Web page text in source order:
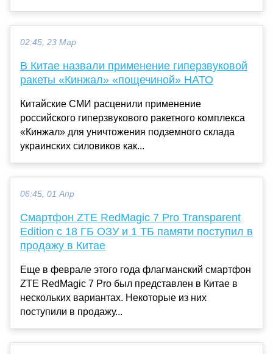
02:45, 23 Мар
В Китае назвали применение гиперзвуковой
ракеты «Кинжал» «пощечиной» НАТО
Китайские СМИ расценили применение
российского гиперзвукового ракетного комплекса
«Кинжал» для уничтожения подземного склада
украинских силовиков как...
06:45, 01 Апр
Смартфон ZTE RedMagic 7 Pro Transparent
Edition с 18 ГБ ОЗУ и 1 ТБ памяти поступил в
продажу в Китае
Еще в феврале этого года флагманский смартфон
ZTE RedMagic 7 Pro был представлен в Китае в
нескольких вариантах. Некоторые из них
поступили в продажу...